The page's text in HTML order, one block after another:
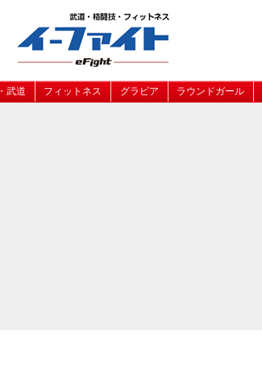
武道 フィットネス グラビア ラウンドガール